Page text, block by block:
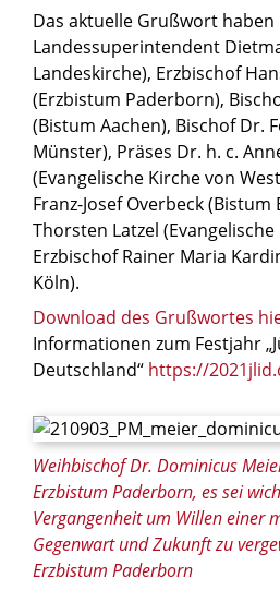
Weihbischof Dr. Dominicus
Erzbistum Paderborn, es sei
Vergangenheit um Willen einer
Gegenwart und Zukunft zu
Erzbistum Paderborn
Das aktuelle Grußwort
Landessuperintendent
Landeskirche), Erzbischof
(Erzbistum Paderborn),
(Bistum Aachen), Bischof Dr.
Münster), Präses Dr. h. c.
(Evangelische Kirche von
Franz-Josef Overbeck
Thorsten Latzel
Erzbischof Rainer Maria
Köln).
Download des Grußwortes
Informationen zum Festjahr
Deutschland“ https://